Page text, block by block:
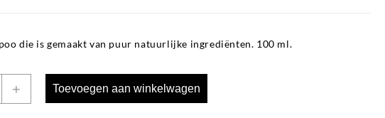
die is gemaakt van puur natuurlijke ingrediënten. 100 ml.
+ Toevoegen aan winkelwagen